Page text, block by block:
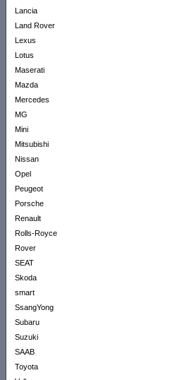
Lancia
Land Rover
Lexus
Lotus
Maserati
Mazda
Mercedes
MG
Mini
Mitsubishi
Nissan
Opel
Peugeot
Porsche
Renault
Rolls-Royce
Rover
SEAT
Skoda
smart
SsangYong
Subaru
Suzuki
SAAB
Toyota